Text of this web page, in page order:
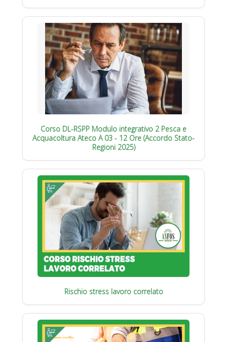
Corso DL-RSPP Modulo integrativo 2 Pesca e
Acquacoltura Ateco A 03 - 12 Ore (Accordo Stato-
Regioni 2025)
Rischio stress lavoro correlato